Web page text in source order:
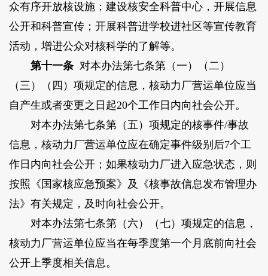
众有序开放核设施；建设核安全科普中心，开展信息
公开和科普宣传；开展科普进学校进社区等宣传教育
活动，增进公众对核科学的了解等。
第十一条对本办法第七条第（一）（二）
（三）（四）项规定的信息，核动力厂营运单位应当
自产生或者变更之日起20个工作日内向社会公开。
对本办法第七条第（五）项规定的核事件/事故
信息，核动力厂营运单位应在确定事件级别后7个工
作日内向社会公开；如果核动力厂进入应急状态，则
按照《国家核应急预案》及《核事故信息发布管理办
法》有关规定，及时向社会公开。
对本办法第七条第（六）（七）项规定的信息，
核动力厂营运单位应当在每季度第一个月底前向社会
公开上季度相关信息。